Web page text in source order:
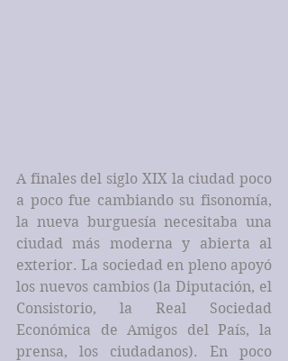
A finales del siglo XIX la ciudad poco
a poco fue cambiando su fisonomía,
la nueva burguesía necesitaba una
ciudad más moderna y abierta al
exterior. La sociedad en pleno apoyó
los nuevos cambios (la Diputación, el
Consistorio, la Real Sociedad
Económica de Amigos del País, la
prensa, los ciudadanos). En poco